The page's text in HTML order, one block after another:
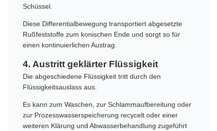
Schüssel.
Diese Differentialbewegung transportiert abgesetzte
Rußfeststoffe zum konischen Ende und sorgt so für
einen kontinuierlichen Austrag.
4. Austritt geklärter Flüssigkeit
Die abgeschiedene Flüssigkeit tritt durch den
Flüssigkeitsauslass aus.
Es kann zum Waschen, zur Schlammaufbereitung oder
zur Prozesswasserspeicherung recycelt oder einer
weiteren Klärung und Abwasserbehandlung zugeführt